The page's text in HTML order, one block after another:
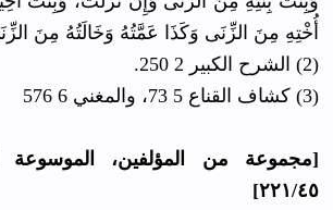
أُخْتِهِ مِنَ الزِّنَى وَكَذَا عَمَّتُهُ وَخَالَتُهُ مِنَ
(2) الشرح الكبير 2 250.
(3) كشاف القناع 5 73، والمغني 6 576
[مجموعة من المؤلفين، الموسوعة
٢٢١/٤٥]